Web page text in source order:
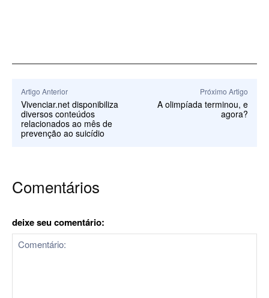
Artigo Anterior
Vivenciar.net disponibiliza
diversos conteúdos
relacionados ao mês de
prevenção ao suicídio
Próximo Artigo
A olimpíada terminou, e
agora?
Comentários
deixe seu comentário: